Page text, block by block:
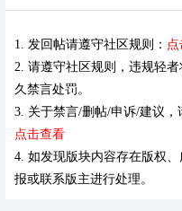
1. 发回帖请遵守社区规则：
2. 请遵守社区规则，违规轻
久禁言处罚。
3. 关于禁言/删帖/申诉/建议，
点击查看
4. 如发现版块内容存在版权
报或联系版主进行处理。